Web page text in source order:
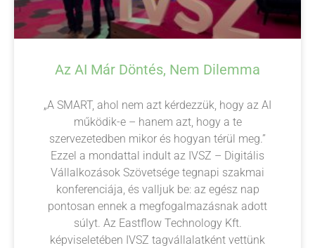
Az AI Már Döntés, Nem Dilemma
„A SMART, ahol nem azt kérdezzük, hogy az AI
működik-e – hanem azt, hogy a te
szervezetedben mikor és hogyan térül meg.”
Ezzel a mondattal indult az IVSZ – Digitális
Vállalkozások Szövetsége tegnapi szakmai
konferenciája, és valljuk be: az egész nap
pontosan ennek a megfogalmazásnak adott
súlyt. Az Eastflow Technology Kft.
képviseletében IVSZ tagvállalatként vettünk